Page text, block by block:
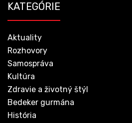
KATEGÓRIE
Aktuality
Rozhovory
Samospráva
Kultúra
Zdravie a životný štýl
Bedeker gurmána
História